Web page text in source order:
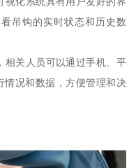
吊钩的实时状态和历史数
相关人员可以通过手机、平
情况和数据，方便管理和决